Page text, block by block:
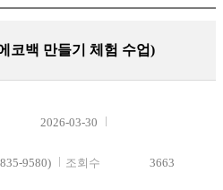
코백 만들기 체험 수업)
2026-03-30
9580) 조회수 3663